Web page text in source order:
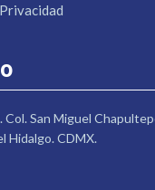
Col. San Miguel
Hidalgo. CDMX.